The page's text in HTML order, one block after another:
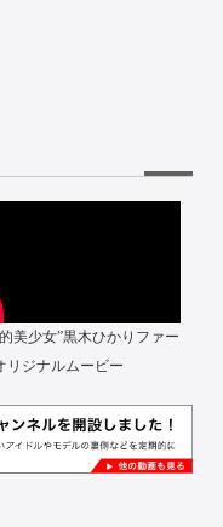
美少女”黒木ひかりファー
リジナルムービー